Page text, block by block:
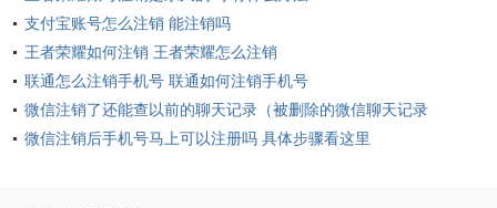
支付宝账号怎么注销 能注销吗
王者荣耀如何注销 王者荣耀怎么注销
联通怎么注销手机号 联通如何注销手机号
微信注销了还能查以前的聊天记录（被删除的微信聊天记录
怎么找回）
微信注销后手机号马上可以注册吗 具体步骤看这里